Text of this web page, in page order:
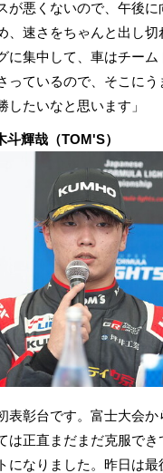
が悪くないので、午後
、速さをちゃんと出し切
に集中して、車はチーム
っているので、そこにう
したいなと思います」
輝哉（TOM'S）
表彰台です。富士大会か
は正直まだまだ克服でき
になりました。昨日は